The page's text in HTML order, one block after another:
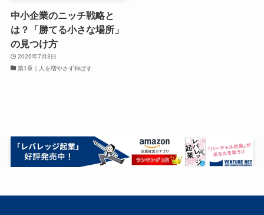
中小企業のニッチ戦略と
は？「勝てる小さな場所」
の見つけ方
2026年7月3日
第1章｜人を増やさず伸ばす